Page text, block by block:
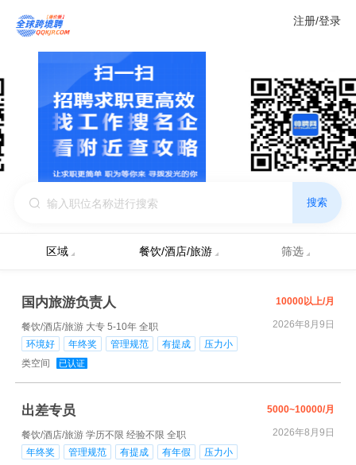
注册/登录
搜索
区域 餐饮/酒店/旅游 筛选
国内旅游负责人 10000以上/月
餐饮/酒店/旅游 大专 5-10年 全职
2026年8月9日
环境好
年终奖 管理规范 有提成
压力小
类空间
已认证
出差专员 5000~10000/月
餐饮/酒店/旅游 学历不限 经验不限 全职
2026年8月9日
年终奖
管理规范 有提成 有年假
压力小